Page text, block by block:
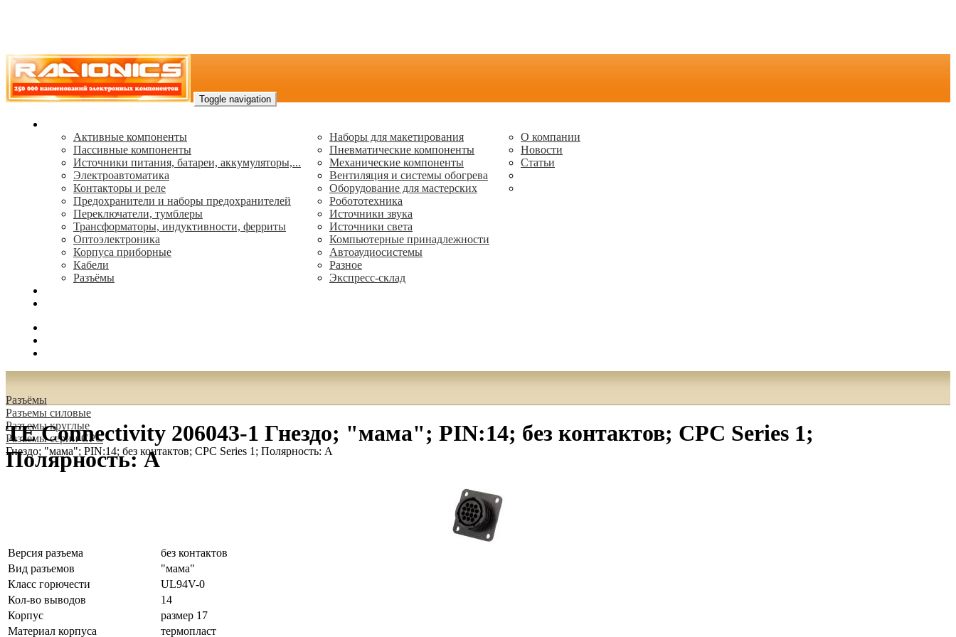
Toggle navigation
Активные компоненты
Пассивные компоненты
Источники питания, батареи, аккумуляторы,...
Электроавтоматика
Контакторы и реле
Предохранители и наборы предохранителей
Переключатели, тумблеры
Трансформаторы, индуктивности, ферриты
Oптоэлектроника
Корпуса приборные
Кабели
Разъёмы
Наборы для макетирования
Пневматические компоненты
Механические компоненты
Вентиляция и системы обогрева
Оборудование для мастерских
Робототехника
Источники звука
Источники света
Компьютерные принадлежности
Автоаудиосистемы
Разное
Экспресс-склад
О компании
Новости
Статьи
Разъёмы
Разъeмы силовые
Разъeмы круглые
Разъeмы серии CPC
Гнездо; "мама"; PIN:14; без контактов; CPC Series 1; Полярность: A
TE Connectivity 206043-1 Гнездо; "мама"; PIN:14; без контактов; CPC Series 1;
Полярность: A
Версия разъема
без контактов
Вид разъемов
"мама"
Класс горючести
UL94V-0
Кол-во выводов
14
Корпус
размер 17
Материал корпуса
термопласт